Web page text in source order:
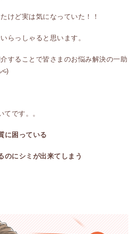
けど実は気になっていた！！
らっしゃると思います。
することで皆さまのお悩み解決の一助
てです。。
に困っている
のにシミが出来てしまう